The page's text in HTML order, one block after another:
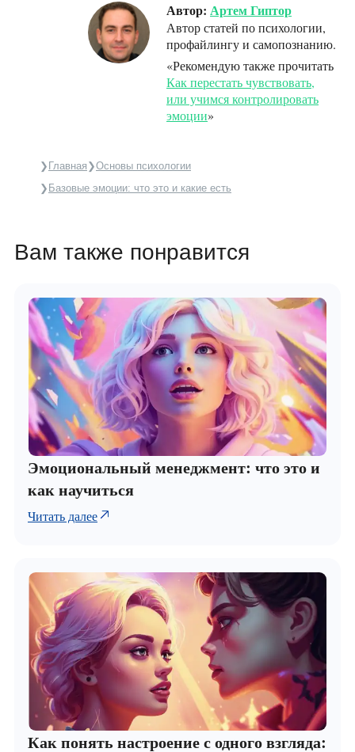
Автор: Артем Гиптор
Автор статей по психологии,
профайлингу и самопознанию.
«Рекомендую также прочитать
Как перестать чувствовать,
или учимся контролировать
эмоции»
Главная
Основы психологии
Базовые эмоции: что это и какие есть
Вам также понравится
Эмоциональный менеджмент: что это и
как научиться
Читать далее
Как понять настроение с одного взгляда: